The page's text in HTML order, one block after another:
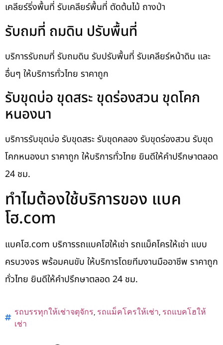
เคลียร์ริ่งพื้นที่ รับเคลียร์พื้นที่ ตัดต้นไม้ ถางป่า
รับถมที่ ถมดิน ปรับพื้นที่
บริการรับถมที่ รับถมดิน รับปรับพื้นที่ รับเคลียร์หน้าดิน และ
อื่นๆ ให้บริการทั่วไทย ราคาถูก
รับขุดบ่อ ขุดสระ ขุดร่องสวน ขุดโคก
หนองนา
บริการรับขุดบ่อ รับขุดสระ รับขุดคลอง รับขุดร่องสวน รับขุด
โคกหนองนา ราคาถูก ให้บริการทั่วไทย ยินดีให้คำปรึกษาตลอด
24 ชม.
ทำไมต้องใช้บริการของ แบค
โฮ.com
แบคโฮ.com บริการรถแบคโฮให้เช่า รถแม็คโครให้เช่า แบบ
ครบวงจร พร้อมคนขับ ให้บริการโดยทีมงานมืออาชีพ ราคาถูก
ทั่วไทย ยินดีให้คำปรึกษาตลอด 24 ชม.
รถบรรทุกให้เช่าจตุจักร, รถแม็คโครให้เช่า, รถแบคโฮให้
เช่า